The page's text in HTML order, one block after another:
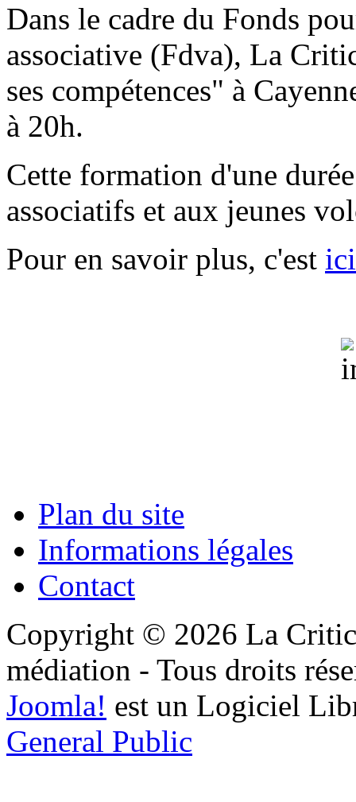
Dans le cadre du Fonds
associative (Fdva), La
ses compétences" à
à 20h.
Cette formation d'une
associatifs et aux jeunes
Pour en savoir plus, c'est ici
Plan du site
Informations légales
Contact
Copyright © 2026 La
médiation - Tous droits
Joomla! est un Logiciel
General Public